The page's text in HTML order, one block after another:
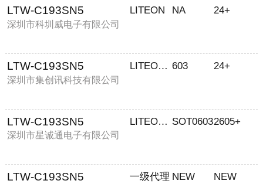
LTW-C193SN5
深圳市科圳威电子有限公司
LITEON NA 24+
LTW-C193SN5
深圳市集创讯科技有限公司
LITEON/光宝 603 24+
LTW-C193SN5
深圳市星诚通电子有限公司
LITEON/光宝 SOT06032605+
LTW-C193SN5 一级代理 NEW NEW